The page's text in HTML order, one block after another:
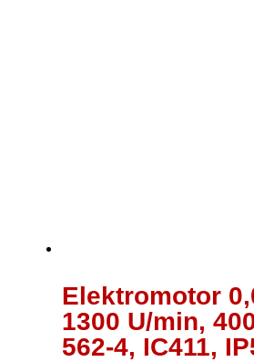
Elektromotor
1300 U/min,
562-4, IC411,